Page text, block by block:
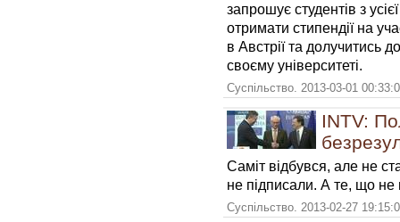
запрошує студентів з
отримати стипендії на
в Австрії та долучитись
своєму університеті.
Суспільство. 2013-03-01
INTV:
Саміт відбувся, але не
не підписали. А те, що
Суспільство. 2013-02-27